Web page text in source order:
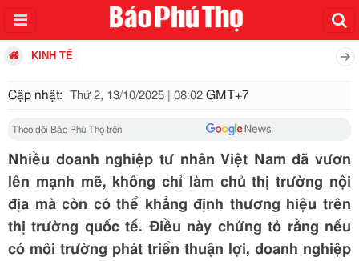
KINH TẾ
Cập nhật: Thứ 2, 13/10/2025 | 08:02 GMT+7
Theo dõi Báo Phú Thọ trên
Nhiều doanh nghiệp tư nhân Việt Nam đã vươn
lên mạnh mẽ, không chỉ làm chủ thị trường nội
địa mà còn có thể khẳng định thương hiệu trên
thị trường quốc tế. Điều này chứng tỏ rằng nếu
có môi trường phát triển thuận lợi, doanh nghiệp